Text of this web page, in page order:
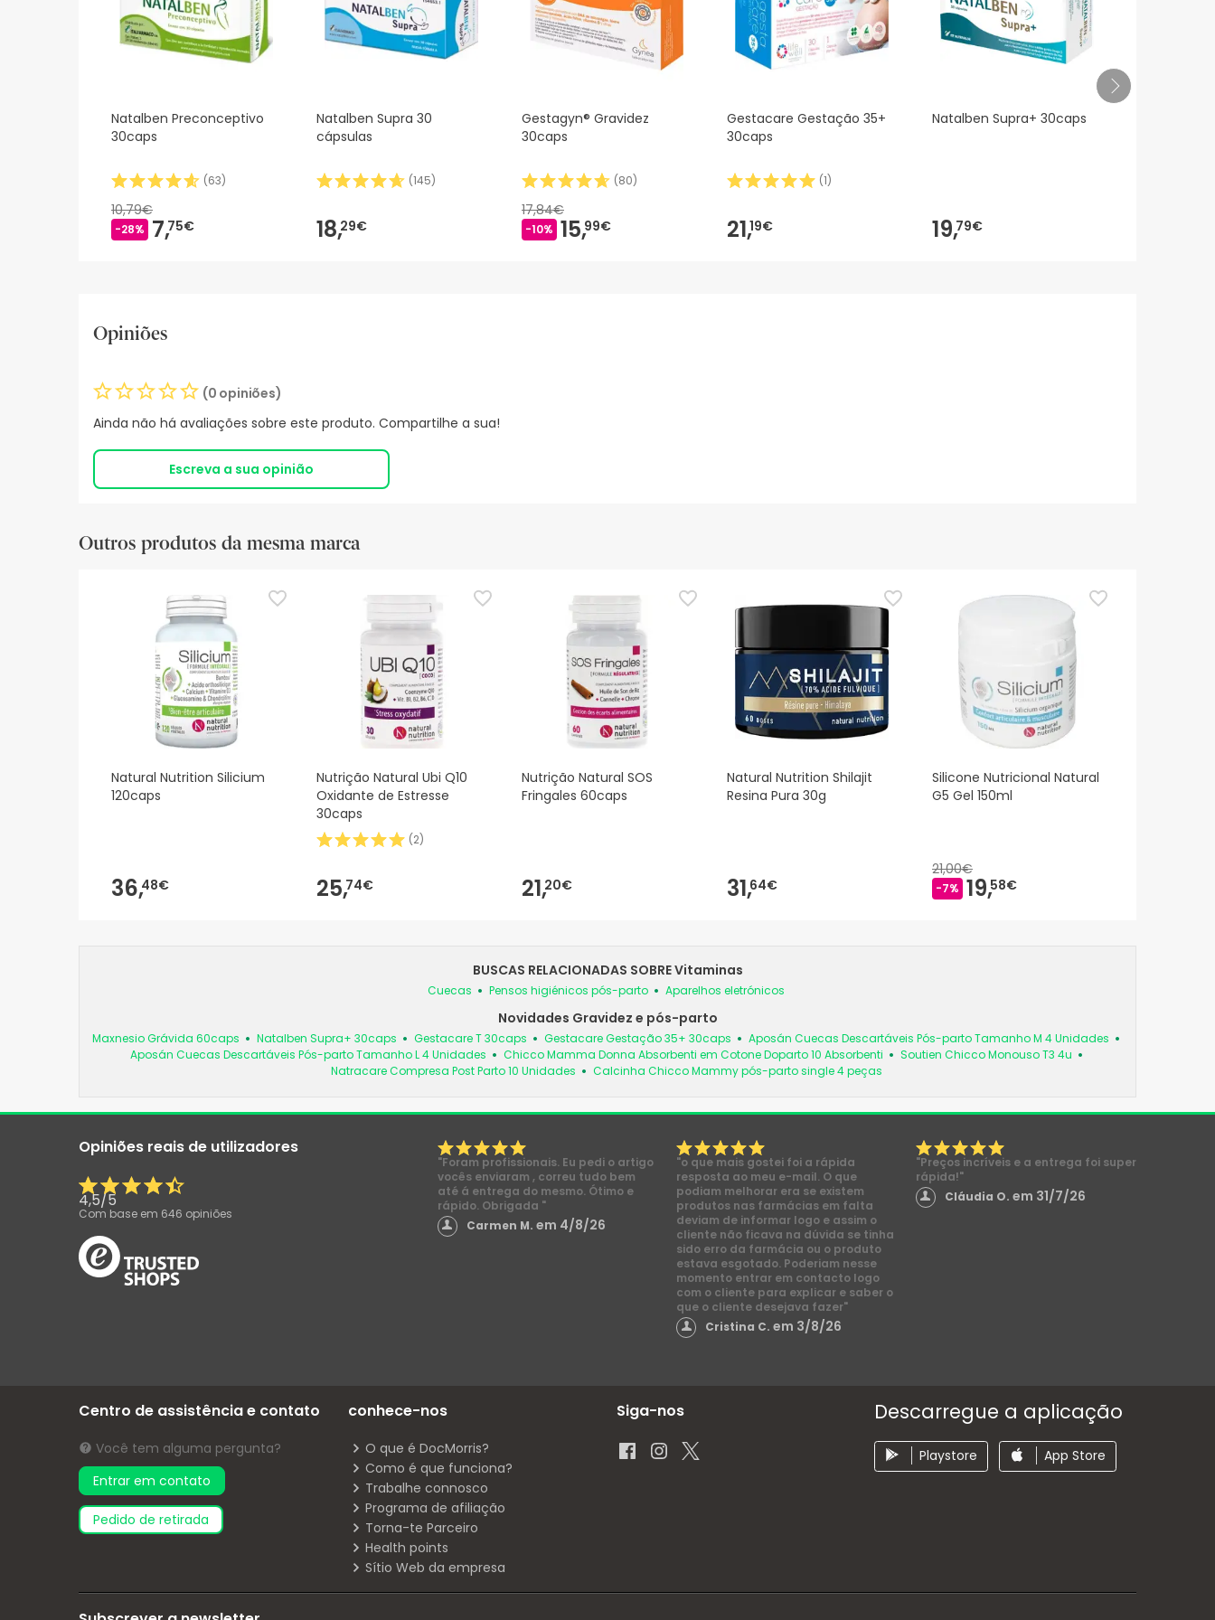
Natalben Preconceptivo
30caps
(63)
10,79€
-28% 7,75€
Natalben Supra 30
cápsulas
(145)
18,29€
Gestagyn® Gravidez
30caps
(80)
17,84€
-10% 15,99€
Gestacare Gestação 35+
30caps
(1)
21,19€
Natalben Supra+ 30caps
19,79€
Opiniões
(0 opiniões)
Ainda não há avaliações sobre este produto. Compartilhe a sua!
Escreva a sua opinião
Outros produtos da mesma marca
Natural Nutrition Silicium
120caps
36,48€
Nutrição Natural Ubi Q10
Oxidante de Estresse
30caps
(2)
25,74€
Nutrição Natural SOS
Fringales 60caps
21,20€
Natural Nutrition Shilajit
Resina Pura 30g
31,64€
Silicone Nutricional Natural
G5 Gel 150ml
21,00€
-7% 19,58€
BUSCAS RELACIONADAS SOBRE Vitaminas
Cuecas Pensos higiénicos pós-parto Aparelhos eletrónicos
Novidades Gravidez e pós-parto
Maxnesio Grávida 60caps Natalben Supra+ 30caps Gestacare T 30caps Gestacare Gestação 35+ 30caps
Aposán Cuecas Descartáveis Pós-parto Tamanho M 4 Unidades
Aposán Cuecas Descartáveis Pós-parto Tamanho L 4 Unidades
Chicco Mamma Donna Absorbenti em Cotone Doparto 10 Absorbenti
Soutien Chicco Monouso T3 4u
Natracare Compresa Post Parto 10 Unidades
Calcinha Chicco Mammy pós-parto single 4 peças
Opiniões reais de utilizadores
4,5/5
Com base em 646 opiniões
"Foram profissionais. Eu pedi o artigo
vocês enviaram , correu tudo bem
até á entrega do mesmo. Ótimo e
rápido. Obrigada "
Carmen M. em 4/8/26
"o que mais gostei foi a rápida
resposta ao meu e-mail. O que
podiam melhorar era se existem
produtos nas farmácias em falta
deviam de informar logo e assim o
cliente não ficava na dúvida se tinha
sido erro da farmácia ou o produto
estava esgotado. Poderiam nesse
momento entrar em contacto logo
com o cliente para explicar e saber o
que o cliente desejava fazer"
Cristina C.em 3/8/26
"Preços incríveis e a entrega foi super
rápida!"
Cláudia O. em 31/7/26
Centro de assistência e contato
Você tem alguma pergunta?
Entrar em contato
pedido de retirada
conhece-nos
O que é DocMorris?
Como é que funciona?
Trabalhe connosco
Programa de afiliação
Torna-te Parceiro
Health points
Sítio Web da empresa
Siga-nos Descarregue a aplicação
Playstore App Store